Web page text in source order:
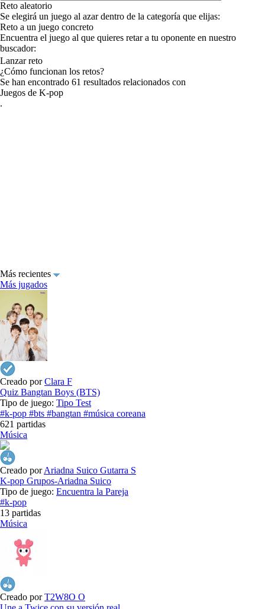
Reto aleatorio
Se elegirá un juego al azar dentro de la categoría que elijas:
Reto a un juego concreto
Encuentra el juego al que quieres retar a tu oponente en nuestro
buscador:
Lanzar reto
¿Cómo funcionan los retos?
Se han encontrado 61 resultados relacionados con
Juegos de K-pop
.
Más recientes
Más jugados
Creado porClara F
Quiz Bangtan Boys (BTS)
Tipo de juego: Tipo Test
#k-pop #bts #bangtan #música coreana
621 partidas
Música
Creado porAriadna Suico Gutarra S
K-pop Grupos-Ariadna Suico
Tipo de juego: Encuentra la Pareja
#k-pop
13 partidas
Música
Creado porT2W8O O